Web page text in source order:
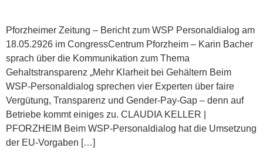
Pforzheimer Zeitung – Bericht zum WSP Personaldialog am
18.05.2926 im CongressCentrum Pforzheim – Karin Bacher
sprach über die Kommunikation zum Thema
Gehaltstransparenz „Mehr Klarheit bei Gehältern Beim
WSP-Personaldialog sprechen vier Experten über faire
Vergütung, Transparenz und Gender-Pay-Gap – denn auf
Betriebe kommt einiges zu. CLAUDIA KELLER |
PFORZHEIM Beim WSP-Personaldialog hat die Umsetzung
der EU-Vorgaben […]